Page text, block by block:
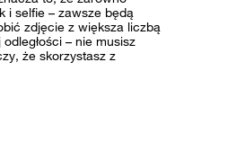
i selfie – zawsze będą
zdjęcie z większa liczbą
– nie musisz
że skorzystasz z